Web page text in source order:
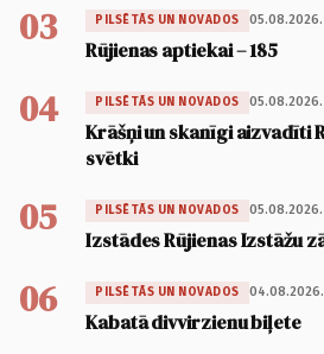
03 PILSĒTĀS UN NOVADOS 05.08.2026.
Rūjienas aptiekai – 185
04 PILSĒTĀS UN NOVADOS 05.08.2026.
Krāšņi un skanīgi aizvadīti
svētki
05 PILSĒTĀS UN NOVADOS 05.08.2026.
Izstādes Rūjienas Izstāžu
06 PILSĒTĀS UN NOVADOS 04.08.2026.
Kabatā divvirzienu biļete